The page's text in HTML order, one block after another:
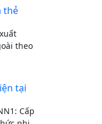
thẻ
theo
tại
Cấp